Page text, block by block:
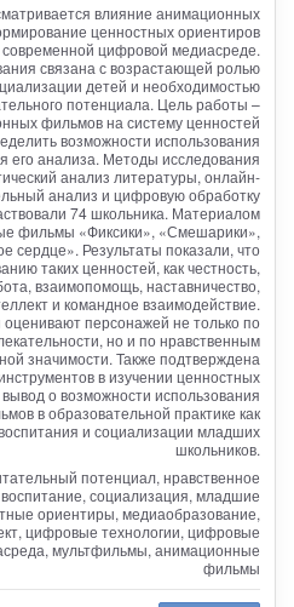
влияние анимационных
ценностных ориентиров
цифровой медиасреде.
связана с возрастающей ролью
детей и необходимостью
потенциала. Цель работы –
фильмов на систему ценностей
возможности использования
его анализа. Методы исследования
анализ литературы, онлайн-
анализ и цифровую обработку
74 школьника. Материалом
фильмы «Фиксики», «Смешарики»,
сердце». Результаты показали, что
таких ценностей, как честность,
взаимопомощь, наставничество,
и командное взаимодействие.
оценивают персонажей не только по
но и по нравственным
значимости. Также подтверждена
в изучении ценностных
о возможности использования
в образовательной практике как
и социализации младших
школьников.
потенциал, нравственное
воспитание, социализация, младшие
ориентиры, медиаобразование,
цифровые технологии, цифровые
мультфильмы, анимационные
фильмы